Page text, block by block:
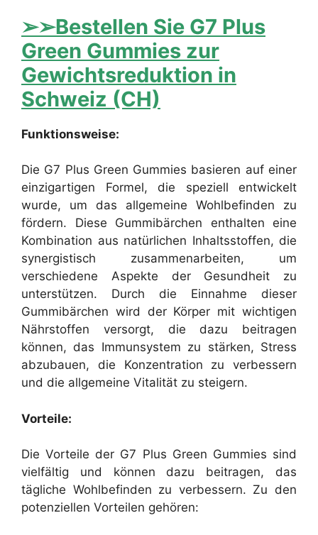
➢➢Bestellen Sie G7 Plus
Green Gummies zur
Gewichtsreduktion in
Schweiz (CH)
Funktionsweise:
Die G7 Plus Green Gummies basieren auf einer
einzigartigen Formel, die speziell entwickelt
wurde, um das allgemeine Wohlbefinden zu
fördern. Diese Gummibärchen enthalten eine
Kombination aus natürlichen Inhaltsstoffen, die
synergistisch zusammenarbeiten, um
verschiedene Aspekte der Gesundheit zu
unterstützen. Durch die Einnahme dieser
Gummibärchen wird der Körper mit wichtigen
Nährstoffen versorgt, die dazu beitragen
können, das Immunsystem zu stärken, Stress
abzubauen, die Konzentration zu verbessern
und die allgemeine Vitalität zu steigern.
Vorteile:
Die Vorteile der G7 Plus Green Gummies sind
vielfältig und können dazu beitragen, das
tägliche Wohlbefinden zu verbessern. Zu den
potenziellen Vorteilen gehören: